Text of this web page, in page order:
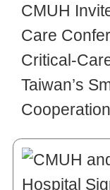
CMUH
Care
Critical-
Taiwan’s
Cooperation